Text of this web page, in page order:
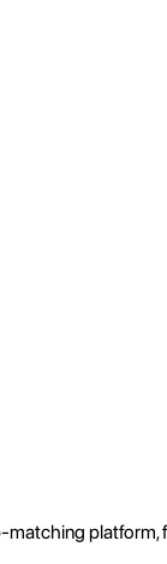
matching